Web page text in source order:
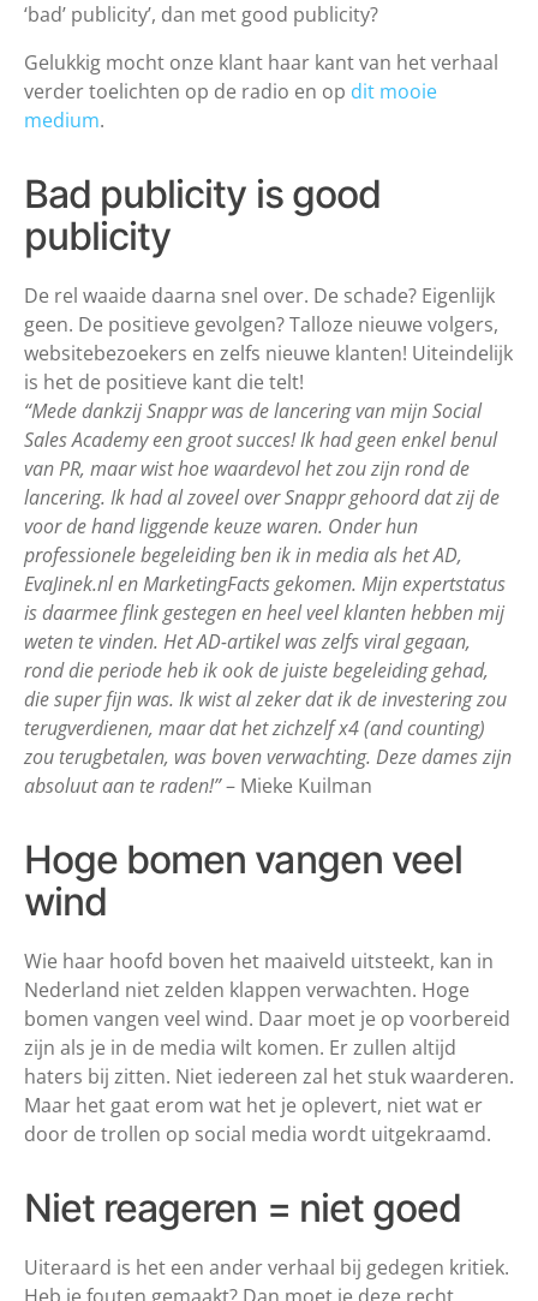
‘bad’ publicity’, dan met good publicity?
Gelukkig mocht onze klant haar kant van het verhaal
verder toelichten op de radio en op dit mooie
medium.
Bad publicity is good
publicity
De rel waaide daarna snel over. De schade? Eigenlijk
geen. De positieve gevolgen? Talloze nieuwe volgers,
websitebezoekers en zelfs nieuwe klanten! Uiteindelijk
is het de positieve kant die telt!
“Mede dankzij Snappr was de lancering van mijn Social
Sales Academy een groot succes! Ik had geen enkel benul
van PR, maar wist hoe waardevol het zou zijn rond de
lancering. Ik had al zoveel over Snappr gehoord dat zij de
voor de hand liggende keuze waren. Onder hun
professionele begeleiding ben ik in media als het AD,
EvaJinek.nl en MarketingFacts gekomen. Mijn expertstatus
is daarmee flink gestegen en heel veel klanten hebben mij
weten te vinden. Het AD-artikel was zelfs viral gegaan,
rond die periode heb ik ook de juiste begeleiding gehad,
die super fijn was. Ik wist al zeker dat ik de investering zou
terugverdienen, maar dat het zichzelf x4 (and counting)
zou terugbetalen, was boven verwachting. Deze dames zijn
absoluut aan te raden!”– Mieke Kuilman
Hoge bomen vangen veel
wind
Wie haar hoofd boven het maaiveld uitsteekt, kan in
Nederland niet zelden klappen verwachten. Hoge
bomen vangen veel wind. Daar moet je op voorbereid
zijn als je in de media wilt komen. Er zullen altijd
haters bij zitten. Niet iedereen zal het stuk waarderen.
Maar het gaat erom wat het je oplevert, niet wat er
door de trollen op social media wordt uitgekraamd.
Niet reageren = niet goed
Uiteraard is het een ander verhaal bij gedegen kritiek.